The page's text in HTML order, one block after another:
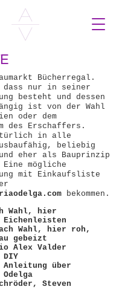
Bücherregal.
dass nur in seiner
besteht und dessen
ist von der Wahl
oder dem
des Erschaffers.
in alle
beliebig
eher als Bauprinzip
mögliche
mit Einkaufsliste
bekommen.
Wahl, hier
Eichenleisten
Wahl, hier roh,
gebeizt
Alex Valder
DIY
Anleitung über
Steven